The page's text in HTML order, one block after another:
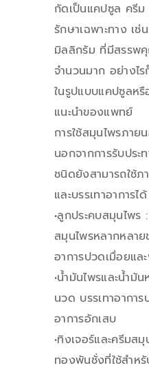
กัดเป็นแคปซูล ครีม
รักษาเฉพาะทาง เ
มิลลิกรัม ที่มีสรรพ
จำนวนมาก อย่างไ
ในรูปแบบแคปซูลหรื
แนะนำของแพทย์
การใช้สมุนไพรภาย
นอกจากการรับประ
ชนิดยังสามารถใช้ภ
และบรรเทาอาการไ
•ลูกประคบสมุนไพ
สมุนไพรหลากหลาย
อาการปวดเมื่อยแ
•น้ำมันไพรและน้ำมั
นวด บรรเทาอากา
อาการอักเสบ
•ทิงเจอร์และครีมส
ทองพันชั่งที่ใช้สำห